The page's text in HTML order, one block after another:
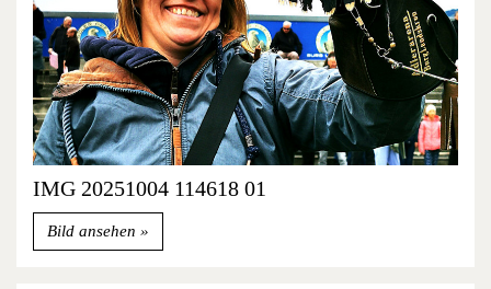
IMG 20251004 114618 01
Bild ansehen